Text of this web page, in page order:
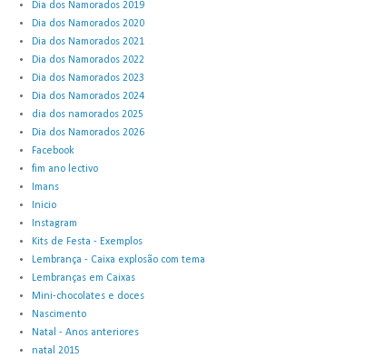
Dia dos Namorados 2019
Dia dos Namorados 2020
Dia dos Namorados 2021
Dia dos Namorados 2022
Dia dos Namorados 2023
Dia dos Namorados 2024
dia dos namorados 2025
Dia dos Namorados 2026
Facebook
fim ano lectivo
Imans
Inicio
Instagram
Kits de Festa - Exemplos
Lembrança - Caixa explosão com tema
Lembranças em Caixas
Mini-chocolates e doces
Nascimento
Natal - Anos anteriores
natal 2015